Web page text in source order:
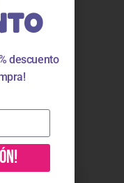
descuento